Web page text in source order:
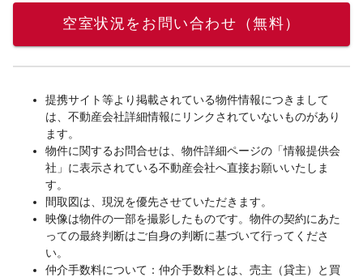
空室状況をお問い合わせ（無料）
提携サイト等より掲載されている物件情報につきまして
は、不動産会社詳細情報にリンクされていないものがあり
ます。
物件に関するお問合せは、物件詳細ページの「情報提供会
社」に表示されている不動産会社へ直接お願いいたしま
す。
間取図は、現況を優先させていただきます。
映像は物件の一部を撮影したものです。物件の契約にあた
っての最終判断はご自身の判断に基づいて行ってくださ
い。
仲介手数料について：仲介手数料とは、売主（貸主）と買